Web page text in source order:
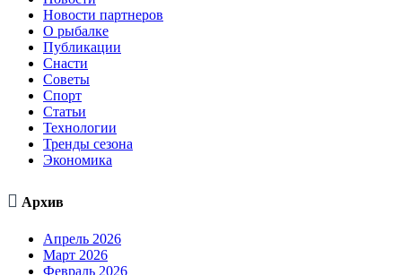
Новости партнеров
О рыбалке
Публикации
Снасти
Советы
Спорт
Статьи
Технологии
Тренды сезона
Экономика
 Архив
Апрель 2026
Март 2026
Февраль 2026